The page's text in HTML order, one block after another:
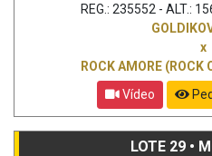
REG.: 235552 - ALT.:
x
ROCK AMORE (ROCK
Vídeo
LOTE 29 •